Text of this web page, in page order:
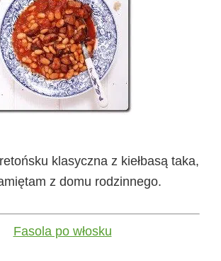
klasyczna z kiełbasą taka,
z domu rodzinnego.
Fasola po włosku